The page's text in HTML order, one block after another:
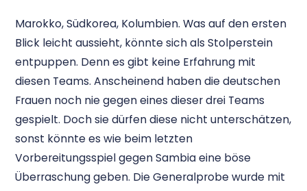
Marokko, Südkorea, Kolumbien. Was auf den ersten
Blick leicht aussieht, könnte sich als Stolperstein
entpuppen. Denn es gibt keine Erfahrung mit
diesen Teams. Anscheinend haben die deutschen
Frauen noch nie gegen eines dieser drei Teams
gespielt. Doch sie dürfen diese nicht unterschätzen,
sonst könnte es wie beim letzten
Vorbereitungsspiel gegen Sambia eine böse
Überraschung geben. Die Generalprobe wurde mit